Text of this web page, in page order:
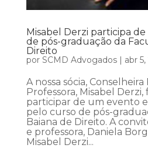
Misabel Derzi participa
de pós-graduação da
Direito
por SCMD Advogados| abr
A nossa sócia,
Professora, Misabel
participar de um evento
pelo curso de pós-
Baiana de Direito. A
e professora, Daniela
Misabel Derzi...